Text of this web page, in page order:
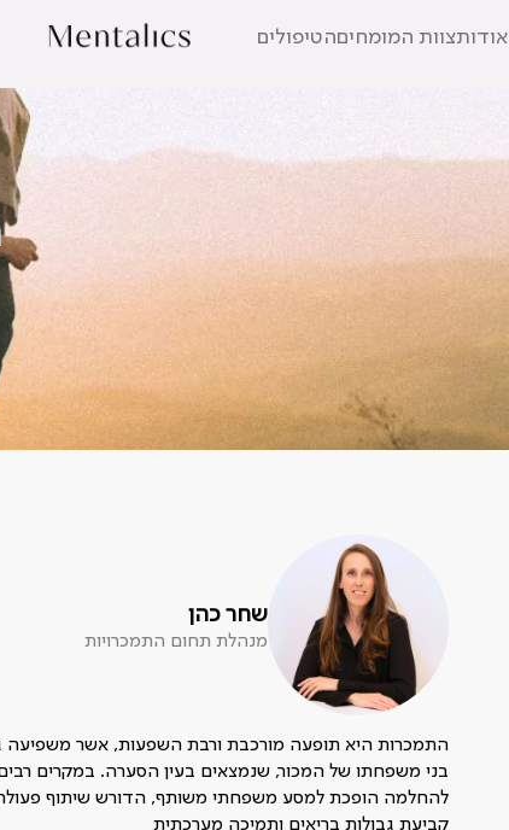
אודותצוות המומחיםהטיפולים
שחר כהן
מנהלת תחום התמכרויות
התמכרות היא תופעה מורכבת ורבת השפעות, אשר משפיעה
בני משפחתו של המכור, שנמצאים בעין הסערה. במקרים
להחלמה הופכת למסע משפחתי משותף, הדורש שיתוף
קביעת גבולות בריאים ותמיכה מערכתית